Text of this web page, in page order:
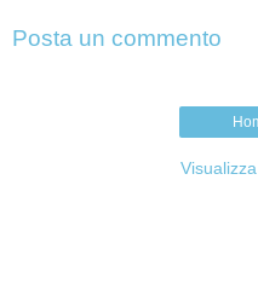
Posta un commento